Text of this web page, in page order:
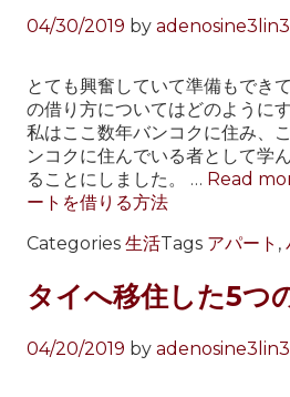
04/30/2019 by adenosine3lin3
とても興奮していて準備もでき
の借り方についてはどのように
私はここ数年バンコクに住み、
ンコクに住んでいる者として学
ることにしました。 … Read
ートを借りる方法
Categories 生活Tags アパート ,
タイへ移住した5つ
04/20/2019 by adenosine3lin3